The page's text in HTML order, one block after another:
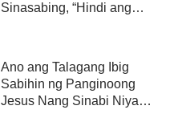
Sinasabing, “Hindi ang
ng langit”?
Ano ang Talagang Ibig
Sabihin ng Panginoong
Jesus Nang Sinabi Niya